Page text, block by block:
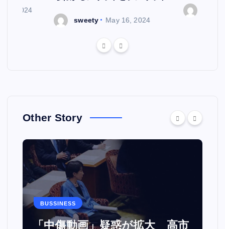
7, 2024
sweety May 16, 2024
Other Story
BUSSINESS
「中傷動画」疑惑が拡大 高市